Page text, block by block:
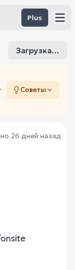
Plus
Загрузка...
Советы
26 дней назад